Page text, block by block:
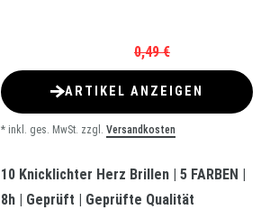
0,49 €
ARTIKEL ANZEIGEN
* inkl. ges. MwSt. zzgl. Versandkosten
10 Knicklichter Herz Brillen | 5 FARBEN |
8h | Geprüft | Geprüfte Qualität